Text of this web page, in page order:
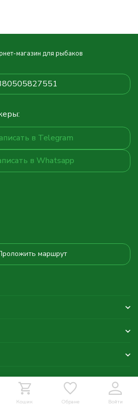
Кошик Обране Войти
магазин для рыбаков
в Telegram
в Whatsapp
маршрут